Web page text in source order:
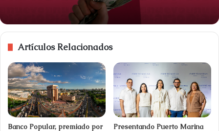
Artículos Relacionados
Banco Popular, premiado por
Presentando Puerto Marina